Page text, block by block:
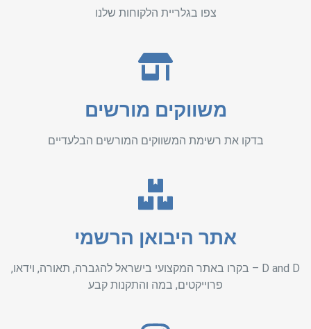
צפו בגלריית הלקוחות שלנו
משווקים מורשים
בדקו את רשימת המשווקים המורשים הבלעדיים
אתר היבואן הרשמי
D and D – בקרו באתר המקצועי בישראל להגברה, תאורה, וידאו,
פרוייקטים, במה והתקנות קבע